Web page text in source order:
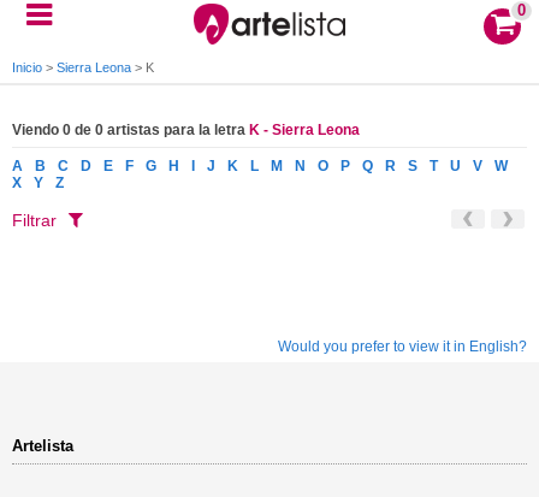
0
Inicio > Sierra Leona > K
Viendo 0 de 0 artistas para la letra K - Sierra Leona
A B C D E F G H J K L M N O P Q R S T U V
W
X
Y Z
Filtrar
Would you prefer to view it in English?
Artelista